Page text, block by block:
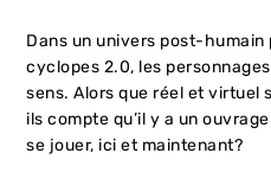
Dans un univers post-humain
cyclopes 2.0, les
sens. Alors que réel et virtuel
ils compte qu’il y a un
se jouer, ici et maintenant?